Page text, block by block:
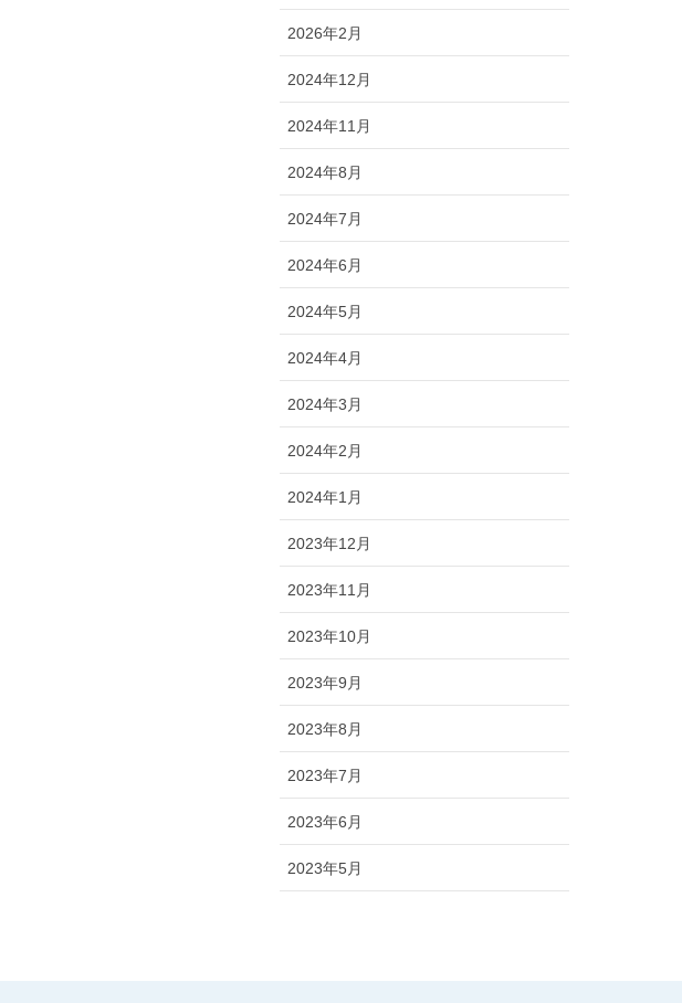
2026年2月
2024年12月
2024年11月
2024年8月
2024年7月
2024年6月
2024年5月
2024年4月
2024年3月
2024年2月
2024年1月
2023年12月
2023年11月
2023年10月
2023年9月
2023年8月
2023年7月
2023年6月
2023年5月